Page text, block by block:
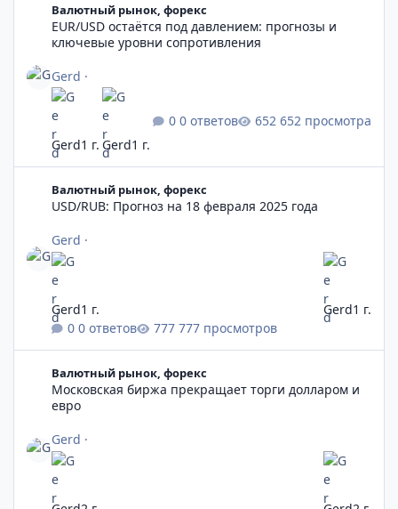
Валютный рынок, форекс
EUR/USD остаётся под давлением: прогнозы и
ключевые уровни сопротивления
Gerd ·
0 ответов
652 просмотра
Gerd1 г. Gerd1 г.
Валютный рынок, форекс
USD/RUB: Прогноз на 18 февраля 2025 года
Gerd ·
0 ответов 777 просмотров
Gerd1 г. Gerd1 г.
Валютный рынок, форекс
Московская биржа прекращает торги долларом и
евро
Gerd ·